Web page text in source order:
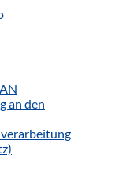
an den